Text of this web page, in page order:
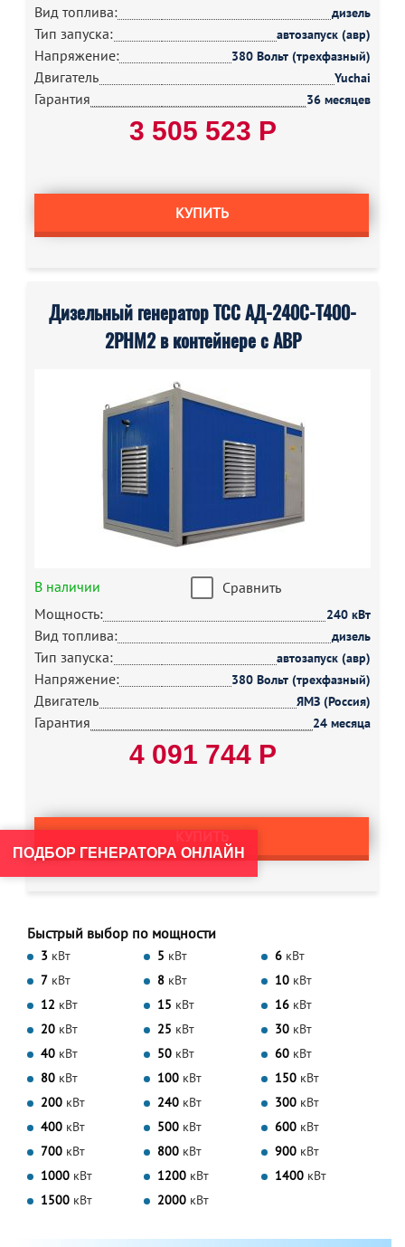
Вид топлива: дизель
Тип запуска: автозапуск (авр)
Напряжение: 380 Вольт (трехфазный)
Двигатель Yuchai
Гарантия 36 месяцев
3 505 523 Р
КУПИТЬ
Дизельный генератор ТСС АД-240С-Т400-
2РНМ2 в контейнере с АВР
В наличии
Сравнить
Мощность:
240 кВт
Вид топлива: дизель
Тип запуска: автозапуск (авр)
Напряжение: 380 Вольт (трехфазный)
Двигатель ЯМЗ (Россия)
Гарантия 24 месяца
4 091 744 Р
Быстрый выбор по мощности
3 кВт 5 кВт 6 кВт
7 кВт 8 кВт 10 кВт
12 кВт 15 кВт 16 кВт
20 кВт 25 кВт 30 кВт
40 кВт 50 кВт 60 кВт
80 кВт 100 кВт 150 кВт
200 кВт 240 кВт 300 кВт
400 кВт 500 кВт 600 кВт
700 кВт 800 кВт 900 кВт
1000 кВт 1200 кВт 1400 кВт
1500 кВт 2000 кВт
ПОДБОР ГЕНЕРАТОРА ОНЛАЙН